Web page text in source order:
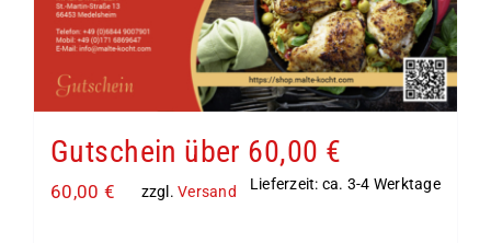
Gutschein über 60,00 €
60,00 € zzgl.Versand Lieferzeit: ca. 3-4 Werktage